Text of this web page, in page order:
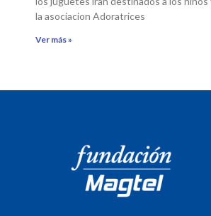
la asociacion Adoratrices
Ver más »